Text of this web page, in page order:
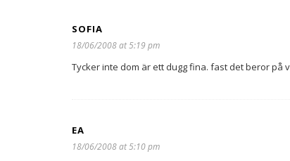
SOFIA
18/06/2008 at 5:19 pm
Tycker inte dom är ett dugg fina. fast det beror på
EA
18/06/2008 at 5:10 pm